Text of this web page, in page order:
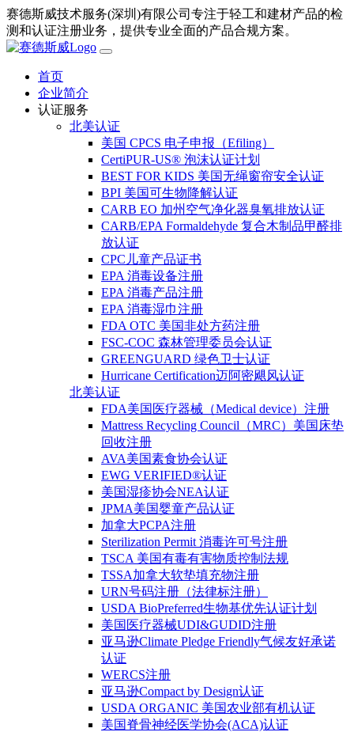
赛德斯威技术服务(深圳)有限公司专注于轻工和建材产品的检
测和认证注册业务，提供专业全面的产品合规方案。
首页
企业简介
认证服务
北美认证
美国 CPCS 电子申报（Efiling）
CertiPUR-US® 泡沫认证计划
BEST FOR KIDS 美国无绳窗帘安全认证
BPI 美国可生物降解认证
CARB EO 加州空气净化器臭氧排放认证
CARB/EPA Formaldehyde 复合木制品甲醛排
放认证
CPC儿童产品证书
EPA 消毒设备注册
EPA 消毒产品注册
EPA 消毒湿巾注册
FDA OTC 美国非处方药注册
FSC-COC 森林管理委员会认证
GREENGUARD 绿色卫士认证
Hurricane Certification迈阿密飓风认证
北美认证
FDA美国医疗器械（Medical device）注册
Mattress Recycling Council（MRC）美国床垫
回收注册
AVA美国素食协会认证
EWG VERIFIED®认证
美国湿疹协会NEA认证
JPMA美国婴童产品认证
加拿大PCPA注册
Sterilization Permit 消毒许可号注册
TSCA 美国有毒有害物质控制法规
TSSA加拿大软垫填充物注册
URN号码注册（法律标注册）
USDA BioPreferred生物基优先认证计划
美国医疗器械UDI&GUDID注册
亚马逊Climate Pledge Friendly气候友好承诺
认证
WERCS注册
亚马逊Compact by Design认证
USDA ORGANIC 美国农业部有机认证
美国脊骨神经医学协会(ACA)认证